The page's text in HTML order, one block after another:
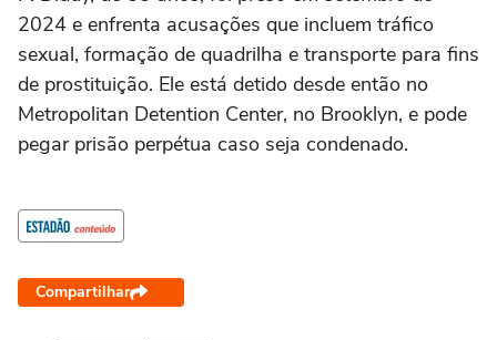
2024 e enfrenta acusações que incluem tráfico
sexual, formação de quadrilha e transporte para fins
de prostituição. Ele está detido desde então no
Metropolitan Detention Center, no Brooklyn, e pode
pegar prisão perpétua caso seja condenado.
Compartilhar